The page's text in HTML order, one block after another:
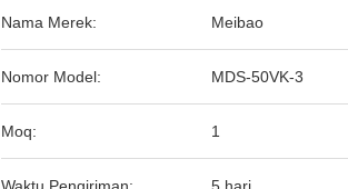
Nama Merek: Meibao
Nomor Model: MDS-50VK-3
Moq: 1